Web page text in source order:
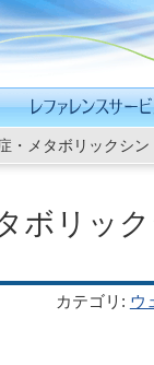
メタボリックシン
リック
カテゴリ : ウ